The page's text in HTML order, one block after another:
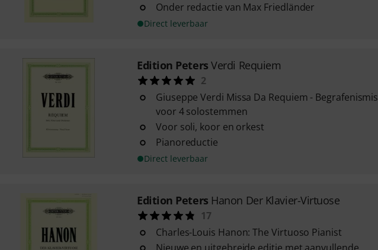
Onder redactie van Max Friedländer
Direct leverbaar
Edition Peters Verdi Requiem
2
Giuseppe Verdi Missa Da Requiem - Begrafenismis
voor 4 solostemmen
Voor soli, koor en orkest
Pianoreductie
Direct leverbaar
Edition Peters Hanon Der Klavier-Virtuose
17
Charles-Louis Hanon: The Virtuoso Pianist